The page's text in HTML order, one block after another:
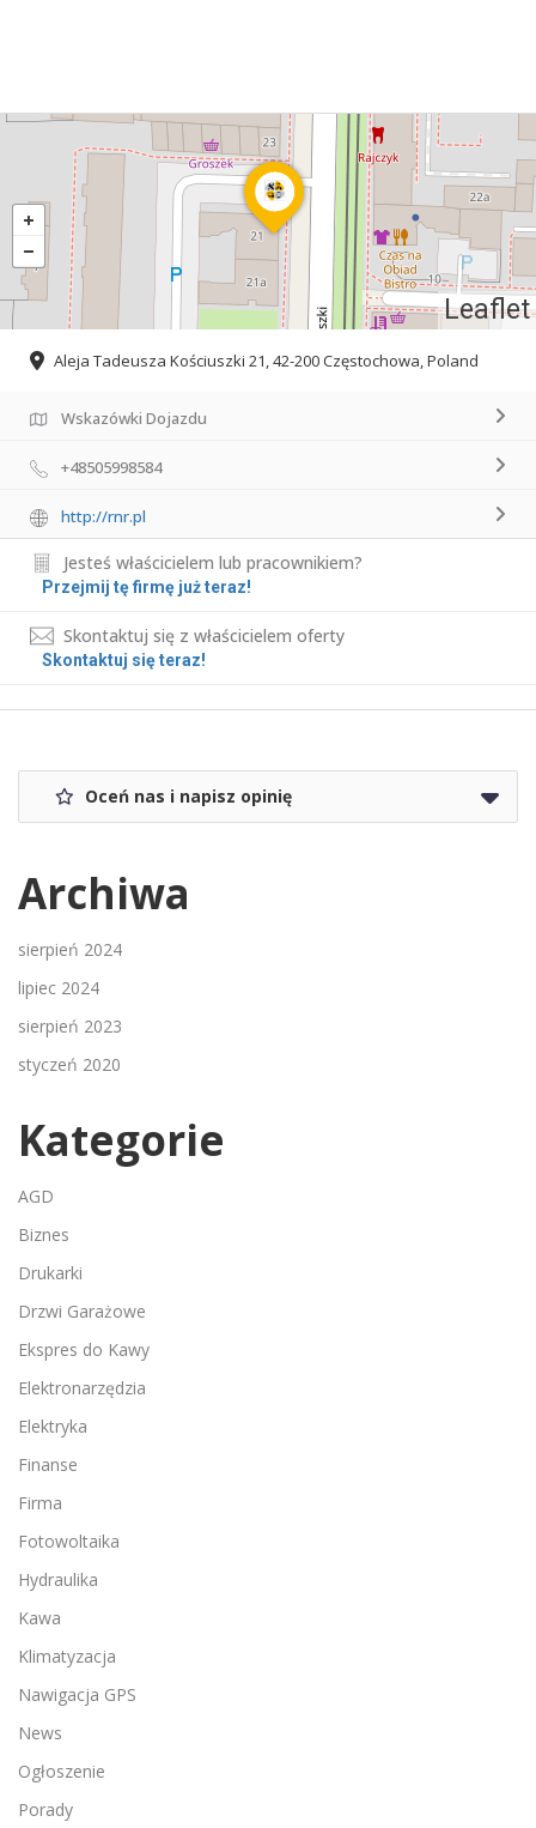
Leaflet
Aleja Tadeusza Kościuszki 21, 42-200 Częstochowa, Poland
Wskazówki Dojazdu
+48505998584
http://rnr.pl
Jesteś właścicielem lub pracownikiem?
Przejmij tę firmę już teraz!
Skontaktuj się z właścicielem oferty
Skontaktuj się teraz!
Oceń nas i napisz opinię
Archiwa
sierpień 2024
lipiec 2024
sierpień 2023
styczeń 2020
Kategorie
AGD
Biznes
Drukarki
Drzwi Garażowe
Ekspres do Kawy
Elektronarzędzia
Elektryka
Finanse
Firma
Fotowoltaika
Hydraulika
Kawa
Klimatyzacja
Nawigacja GPS
News
Ogłoszenie
Porady